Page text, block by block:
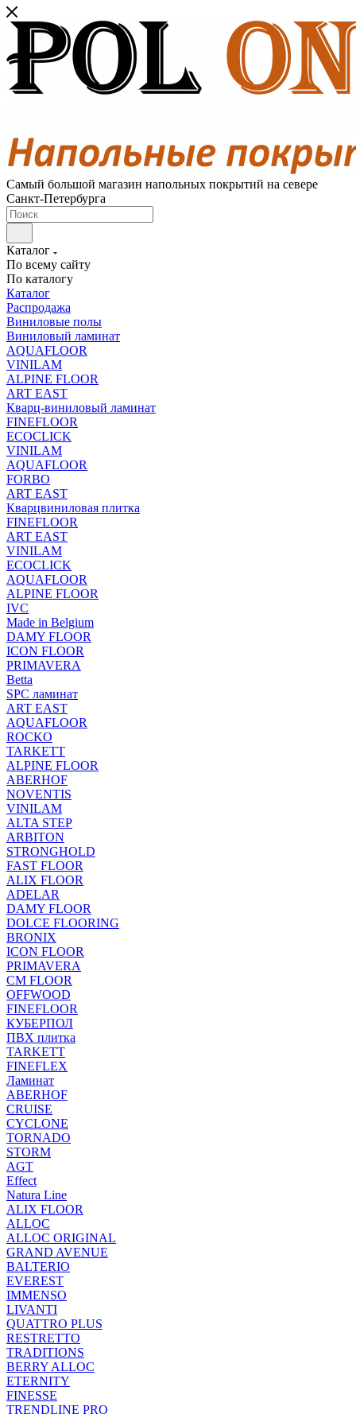
Самый большой магазин напольных покрытий на севере
Санкт-Петербурга
Каталог
По всему сайту
По каталогу
Каталог
Распродажа
Виниловые полы
Виниловый ламинат
AQUAFLOOR
VINILAM
ALPINE FLOOR
ART EAST
Кварц-виниловый ламинат
FINEFLOOR
ECOCLICK
VINILAM
AQUAFLOOR
FORBO
ART EAST
Кварцвиниловая плитка
FINEFLOOR
ART EAST
VINILAM
ECOCLICK
AQUAFLOOR
ALPINE FLOOR
IVC
Made in Belgium
DAMY FLOOR
ICON FLOOR
PRIMAVERA
Betta
SPC ламинат
ART EAST
AQUAFLOOR
ROCKO
TARKETT
ALPINE FLOOR
ABERHOF
NOVENTIS
VINILAM
ALTA STEP
ARBITON
STRONGHOLD
FAST FLOOR
ALIX FLOOR
ADELAR
DAMY FLOOR
DOLCE FLOORING
BRONIX
ICON FLOOR
PRIMAVERA
CM FLOOR
OFFWOOD
FINEFLOOR
КУБЕРПОЛ
ПВХ плитка
TARKETT
FINEFLEX
Ламинат
ABERHOF
CRUISE
CYCLONE
TORNADO
STORM
AGT
Effect
Natura Line
ALIX FLOOR
ALLOC
ALLOC ORIGINAL
GRAND AVENUE
BALTERIO
EVEREST
IMMENSO
LIVANTI
QUATTRO PLUS
RESTRETTO
TRADITIONS
BERRY ALLOC
ETERNITY
FINESSE
TRENDLINE PRO